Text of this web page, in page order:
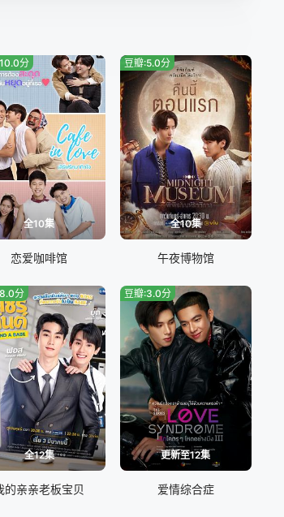
全10集
分
恋爱咖啡馆
全10集
豆瓣:5.0分
午夜博物馆
全12集
分
的亲亲老板宝贝
更新至12集
豆瓣:3.0分
爱情综合症